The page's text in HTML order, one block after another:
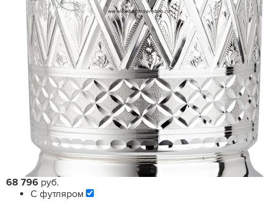
68 796 руб.
С футляром